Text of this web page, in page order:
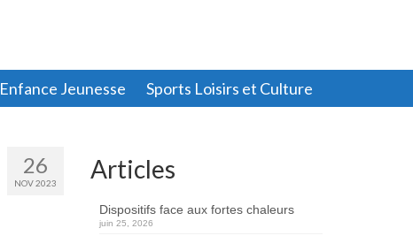
Enfance Jeunesse Sports Loisirs et Culture
26
NOV 2023 Articles
Dispositifs face aux fortes chaleurs
juin 25, 2026